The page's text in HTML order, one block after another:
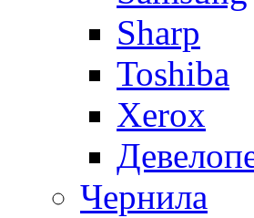
Sharp
Toshiba
Xerox
Чернила